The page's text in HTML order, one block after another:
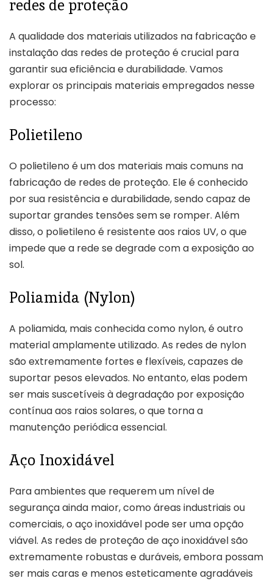
redes de proteção
A qualidade dos materiais utilizados na fabricação e
instalação das redes de proteção é crucial para
garantir sua eficiência e durabilidade. Vamos
explorar os principais materiais empregados nesse
processo:
Polietileno
O polietileno é um dos materiais mais comuns na
fabricação de redes de proteção. Ele é conhecido
por sua resistência e durabilidade, sendo capaz de
suportar grandes tensões sem se romper. Além
disso, o polietileno é resistente aos raios UV, o que
impede que a rede se degrade com a exposição ao
sol.
Poliamida (Nylon)
A poliamida, mais conhecida como nylon, é outro
material amplamente utilizado. As redes de nylon
são extremamente fortes e flexíveis, capazes de
suportar pesos elevados. No entanto, elas podem
ser mais suscetíveis à degradação por exposição
contínua aos raios solares, o que torna a
manutenção periódica essencial.
Aço Inoxidável
Para ambientes que requerem um nível de
segurança ainda maior, como áreas industriais ou
comerciais, o aço inoxidável pode ser uma opção
viável. As redes de proteção de aço inoxidável são
extremamente robustas e duráveis, embora possam
ser mais caras e menos esteticamente agradáveis